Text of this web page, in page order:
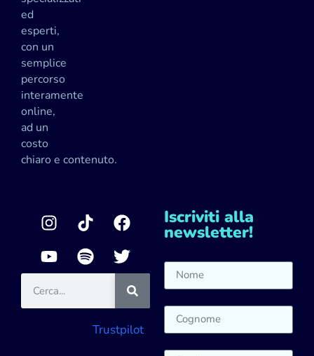
ed
esperti,
con un
semplice
percorso
interamente
online,
ad un
costo
chiaro e contenuto.
Trustpilot
Iscriviti alla
newsletter!